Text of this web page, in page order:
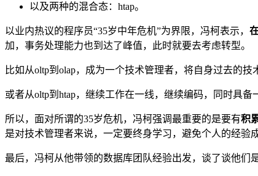
以及两种的混合态：htap。
以业内热议的程序员“35岁中年危机”为界限，冯柯表示，
加，事务处理能力也到达了峰值，此时就要去考虑转型。
比如从oltp到olap，成为一个技术管理者，将自身过去的
或者从oltp到htap，继续工作在一线，继续编码，同时具
所以，面对所谓的35岁危机，冯柯强调最重要的是要有积
是对技术管理者来说，一定要终身学习，避免个人的经验
最后，冯柯从他带领的数据库团队经验出发，谈了谈他们